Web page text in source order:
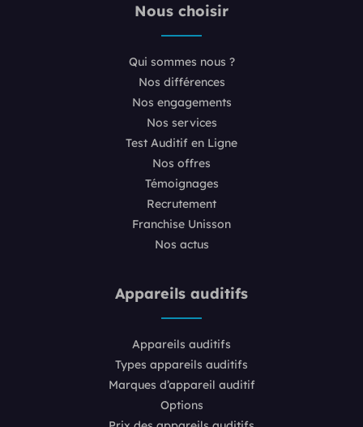
Nous choisir
Qui sommes nous ?
Nos différences
Nos engagements
Nos services
Test Auditif en Ligne
Nos offres
Témoignages
Recrutement
Franchise Unisson
Nos actus
Appareils auditifs
Appareils auditifs
Types appareils auditifs
Marques d’appareil auditif
Options